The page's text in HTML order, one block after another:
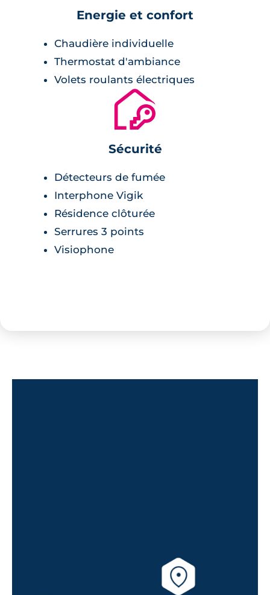
Energie et confort
Chaudière individuelle
Thermostat d'ambiance
Volets roulants électriques
🔐
Sécurité
Détecteurs de fumée
Interphone Vigik
Résidence clôturée
Serrures 3 points
Visiophone